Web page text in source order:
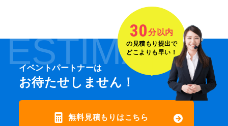
ESTIMATE
イベントパートナーは
お待たせしません！
無料見積もりはこちら
30分以内
の見積もり提出で
どこよりも早い！